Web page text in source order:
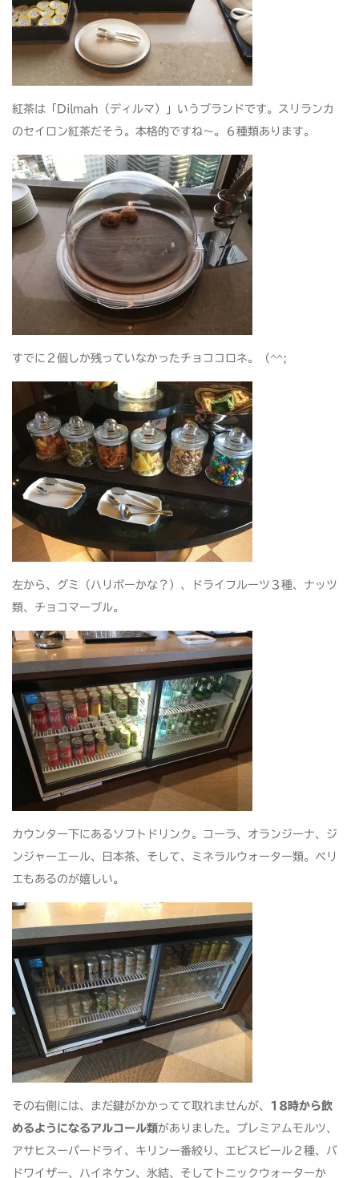
紅茶は「Dilmah（ディルマ）」いうブランドです。スリランカ
のセイロン紅茶だそう。本格的ですね～。６種類あります。
すでに２個しか残っていなかったチョココロネ。（^^;
左から、グミ（ハリボーかな？）、ドライフルーツ３種、ナッツ
類、チョコマーブル。
カウンター下にあるソフトドリンク。コーラ、オランジーナ、ジ
ンジャーエール、日本茶、そして、ミネラルウォーター類。ペリ
エもあるのが嬉しい。
その右側には、まだ鍵がかかってて取れませんが、 18時から飲
めるようになるアルコール類がありました。プレミアムモルツ、
アサヒスーパードライ、キリン一番絞り、エビスビール２種、バ
ドワイザー、ハイネケン、氷結、そしてトニックウォーターか